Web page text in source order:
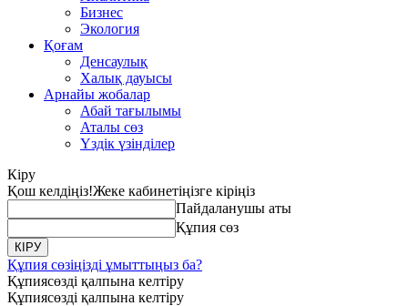
Бизнес
Экология
Қоғам
Денсаулық
Халық дауысы
Арнайы жобалар
Абай тағылымы
Аталы сөз
Үздік үзінділер
Кіру
Қош келдіңіз!Жеке кабинетіңізге кіріңіз
Пайдаланушы аты
Құпия сөз
Құпия сөзіңізді ұмыттыңыз ба?
Құпиясөзді қалпына келтіру
Құпиясөзді қалпына келтіру